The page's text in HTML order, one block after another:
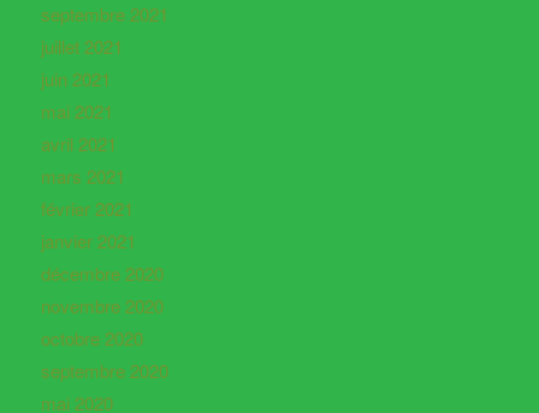
septembre 2021
juillet 2021
juin 2021
mai 2021
avril 2021
mars 2021
février 2021
janvier 2021
décembre 2020
novembre 2020
octobre 2020
septembre 2020
mai 2020